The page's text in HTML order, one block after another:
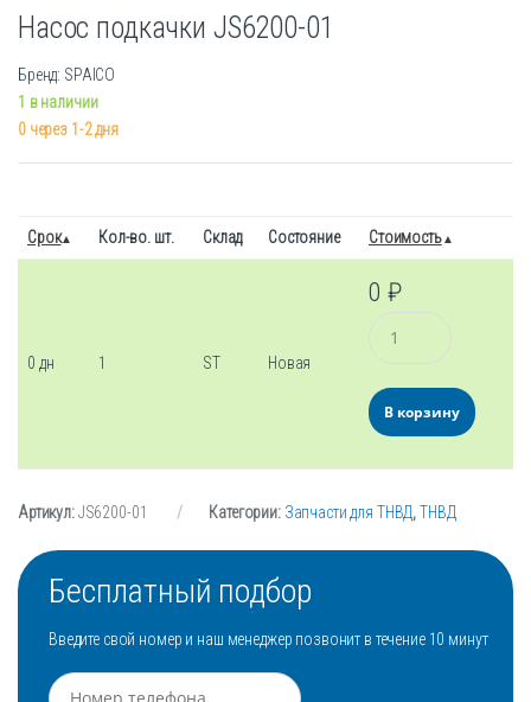
Насос подкачки JS6200-01
Бренд: SPAICO
1 в наличии
0 через 1-2 дня
Срок Кол-во. шт. Склад Состояние Стоимость
0 дн 1 ST Новая
0 ₽
Количество
В корзину
Артикул:JS6200-01 Категории: Запчасти для ТНВД,ТНВД
Бесплатный подбор
Введите свой номер и наш менеджер позвонит в течение 10 минут